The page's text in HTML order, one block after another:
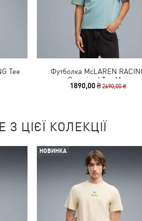
Tee
Футболка McLAREN
Oversized Tee Men
1890,00 ₴2690,00 ₴
З ЦІЄЇ КОЛЕКЦІЇ
НОВИНКА